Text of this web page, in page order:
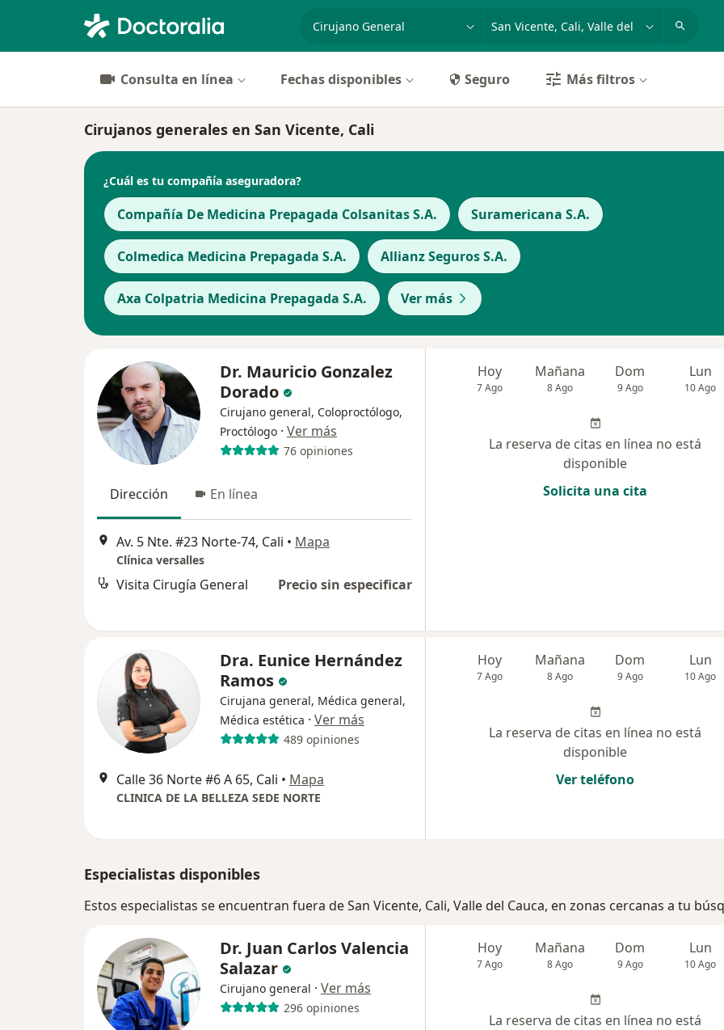
Consulta en línea Fechas disponibles Seguro Más filtros
Cirujanos generales en San Vicente, Cali
¿Cuál es tu compañía aseguradora?
Compañía De Medicina Prepagada Colsanitas S.A. Suramericana S.A.
Colmedica Medicina Prepagada S.A. Allianz Seguros S.A.
Axa Colpatria Medicina Prepagada S.A. Ver más
Dr. Mauricio Gonzalez
Dorado
Cirujano general, Coloproctólogo,
Proctólogo · Ver más
76 opiniones
Dirección En línea
Av. 5 Nte. #23 Norte-74, Cali • Mapa
Clínica versalles
Visita Cirugía General Precio sin especificar
Hoy
7 Ago
Mañana
8 Ago
Dom
9 Ago
Lun
10 Ago
La reserva de citas en línea no está
disponible
Solicita una cita
Dra. Eunice Hernández
Ramos
Cirujana general, Médica general,
Médica estética · Ver más
489 opiniones
Calle 36 Norte #6 A 65, Cali • Mapa
CLINICA DE LA BELLEZA SEDE NORTE
Hoy
7 Ago
Mañana
8 Ago
Dom
9 Ago
Lun
10 Ago
La reserva de citas en línea no está
disponible
Ver teléfono
Especialistas disponibles
Estos especialistas se encuentran fuera de San Vicente, Cali, Valle del Cauca, en zonas cercanas a tu
Dr. Juan Carlos Valencia
Salazar
Cirujano general · Ver más
296 opiniones
Hoy
7 Ago
Mañana
8 Ago
Dom
9 Ago
Lun
10 Ago
La reserva de citas en línea no está